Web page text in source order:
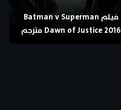
فيلم Batman v Superman
Dawn of Justice 2016 مترجم